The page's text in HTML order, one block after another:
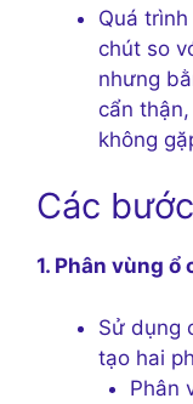
Quá
chút so
nhưng
cẩn
không
Các
1. Phân vùng ổ
Sử dụng
tạo hai
Phân